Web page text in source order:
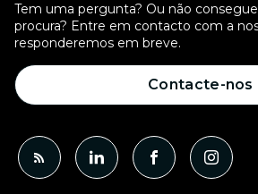
Tem uma pergunta? Ou não
procura? Entre em contacto com a
responderemos em breve.
Contacte-nos